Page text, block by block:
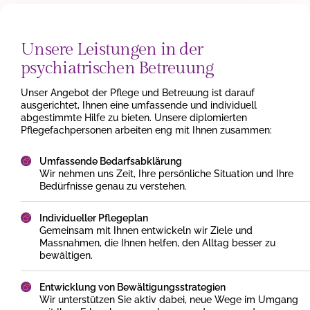
Unsere Leistungen in der
psychiatrischen Betreuung
Unser Angebot der Pflege und Betreuung ist darauf
ausgerichtet, Ihnen eine umfassende und individuell
abgestimmte Hilfe zu bieten. Unsere diplomierten
Pflegefachpersonen arbeiten eng mit Ihnen zusammen:
Umfassende Bedarfsabklärung
Wir nehmen uns Zeit, Ihre persönliche Situation und Ihre
Bedürfnisse genau zu verstehen.
Individueller Pflegeplan
Gemeinsam mit Ihnen entwickeln wir Ziele und
Massnahmen, die Ihnen helfen, den Alltag besser zu
bewältigen.
Entwicklung von Bewältigungsstrategien
Wir unterstützen Sie aktiv dabei, neue Wege im Umgang